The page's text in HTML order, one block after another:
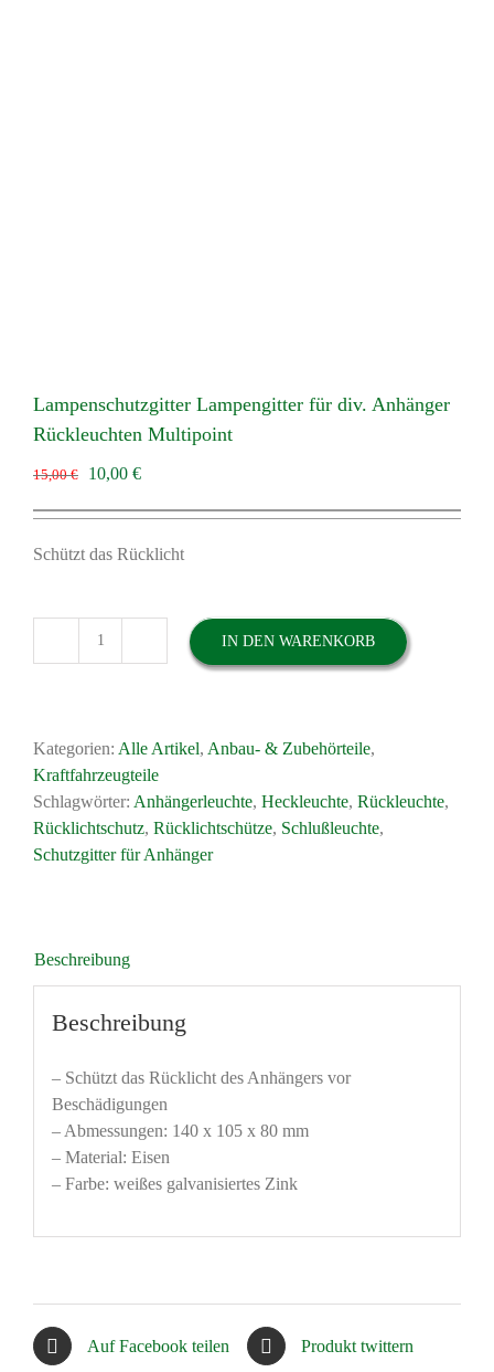
Lampenschutzgitter Lampengitter für div. Anhänger
Rückleuchten Multipoint
15,00€
Ursprünglicher
war:
15,00 €
10,00 €Aktueller
ist:
10,00 €.
Schützt das Rücklicht
Lampenschutzgitter
Anhänger
Rückleuchten
Multipoint
Menge
IN DEN WARENKORB
Kategorien: Alle Artikel, Anbau- & Zubehörteile,
Kraftfahrzeugteile
Schlagwörter: Anhängerleuchte, Heckleuchte, Rückleuchte,
Rücklichtschutz, Rücklichtschütze, Schlußleuchte,
Schutzgitter für Anhänger
Beschreibung
Beschreibung
– Schützt das Rücklicht des Anhängers vor
Beschädigungen
– Abmessungen: 140 x 105 x 80 mm
– Material: Eisen
– Farbe: weißes galvanisiertes Zink
Auf Facebook teilen Produkt twittern